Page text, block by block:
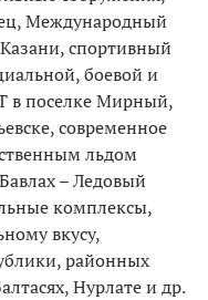
Международный
спортивный
боевой и
в поселке Мирный,
современное
льдом
– Ледовый
комплексы,
вкусу,
районных
Нурлате и др.